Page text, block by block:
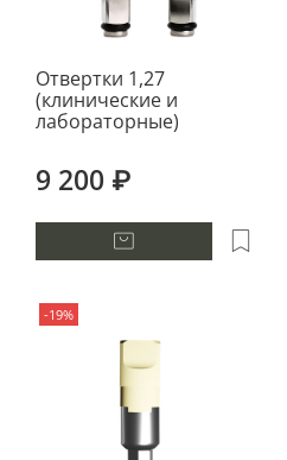
Отвертки 1,27
(клинические и
лабораторные)
9 200 ₽
-19%